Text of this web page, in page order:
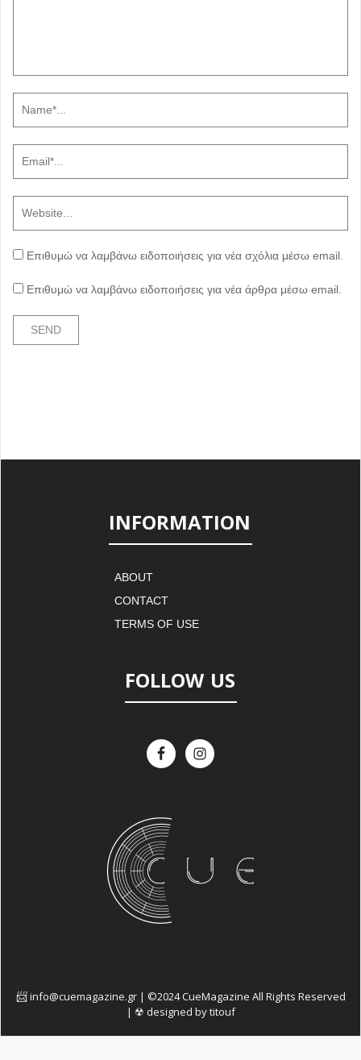
Επιθυμώ να λαμβάνω ειδοποιήσεις για νέα σχόλια μέσω email.
Επιθυμώ να λαμβάνω ειδοποιήσεις για νέα άρθρα μέσω email.
INFORMATION
ABOUT
CONTACT
TERMS OF USE
FOLLOW US
info@cuemagazine.gr | ©2024 CueMagazine All Rights Reserved
| ☢ designed by titouf